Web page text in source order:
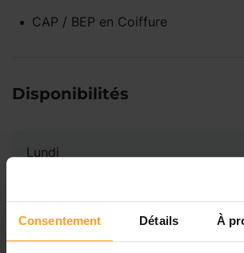
Consentement Détails À
CAP / BEP en Coiffure
Disponibilités
Lundi
Mardi Disponible